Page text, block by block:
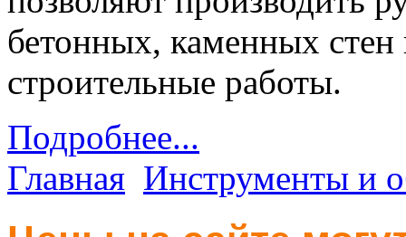
бетонных, каменных стен
строительные работы.
Подробнее...
Главная Инструменты и